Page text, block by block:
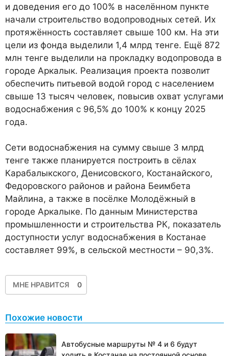
и доведения его до 100% в населённом пункте
начали строительство водопроводных сетей. Их
протяжённость составляет свыше 100 км. На эти
цели из фонда выделили 1,4 млрд тенге. Ещё 872
млн тенге выделили на прокладку водопровода в
городе Аркалык. Реализация проекта позволит
обеспечить питьевой водой город с населением
свыше 13 тысяч человек, повысив охват услугами
водоснабжения с 96,5% до 100% к концу 2025
года.
Сети водоснабжения на сумму свыше 3 млрд
тенге также планируется построить в сёлах
Карабалыкского, Денисовского, Костанайского,
Федоровского районов и района Беимбета
Майлина, а также в посёлке Молодёжный в
городе Аркалыке. По данным Министерства
промышленности и строительства РК, показатель
доступности услуг водоснабжения в Костанае
составляет 99%, в сельской местности – 90,3%.
МНЕ НРАВИТСЯ 0
Похожие новости
Автобусные маршруты № 4 и 6 будут